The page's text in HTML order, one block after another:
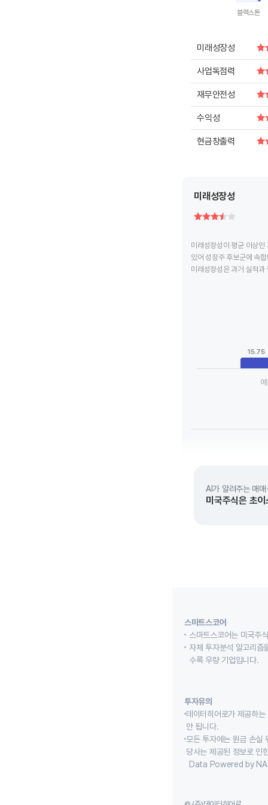
블랙스톤
미래성장성
사업독점력
재무안전성
수익성
현금창출력
미래성장성
미래성장성이 평균 이상
있어 성장주 후보군에 속
미래성장성은 과거 실적
15.75
AI가 알려주는 매매
미국주식은 초
스마트스코어
스마트스코어는 미국주
자체 투자분석 알고리즘
수록 우량 기업입니다.
투자유의
데이터히어로가 제공하
안 됩니다.
모든 투자에는 원금 손실
당사는 제공된 정보로 인
Data Powered by